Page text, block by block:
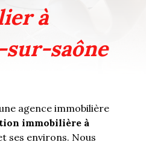
à
saône
agence immobilière
immobilière à
ses environs. Nous